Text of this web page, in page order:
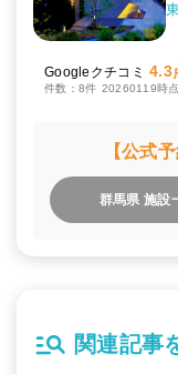
Googleクチコミ 4.3
件数：8件 20260119時点
【公式
群馬県 施設
関連記事